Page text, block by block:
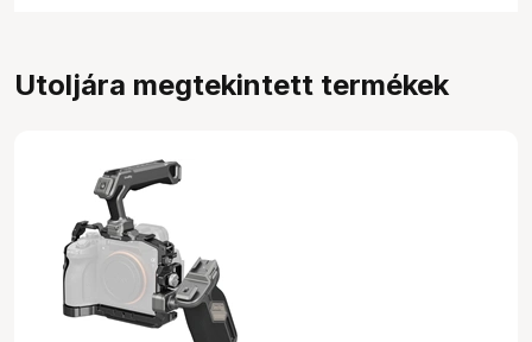
Utoljára megtekintett termékek